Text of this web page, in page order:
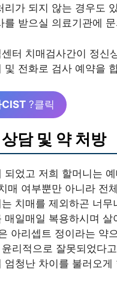
리가 되지 않는 경우도
를 받으실 의료기관에
터 치매검사간이 정신
및 전화로 검사 예약을
CIST ?클릭
담 및 약 처방
되었고 저희 할머니는
매 여부뿐만 아니라 전
치매를 제외하곤 너
매일매일 복용하시며
아리셉트 정이라는 약
리적으로 잘못되었다
엄청난 차이를 불러오게